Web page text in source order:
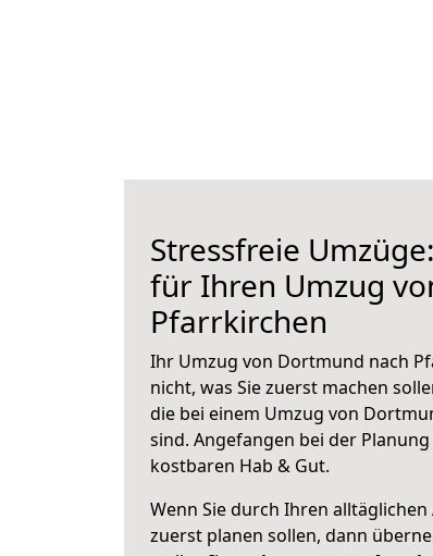
Stressfreie
für Ihren Umzug
Pfarrkirchen
Ihr Umzug von Dortmund nach
nicht, was Sie zuerst machen
die bei einem Umzug von
sind. Angefangen bei der
kostbaren Hab & Gut.
Wenn Sie durch Ihren
zuerst planen sollen, dann